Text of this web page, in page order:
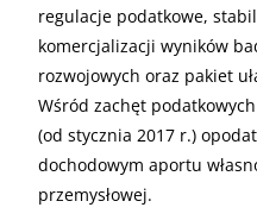
regulacje podatkowe,
komercjalizacji wyników
rozwojowych oraz pakiet
Wśród zachęt
(od stycznia 2017 r.)
dochodowym aportu
przemysłowej.